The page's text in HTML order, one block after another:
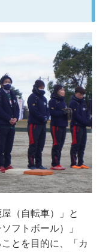
（自転車）」と
フトボール）」
とを目的に、「カ